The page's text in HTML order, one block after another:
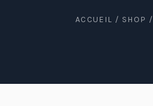
ACCUEIL / SHOP